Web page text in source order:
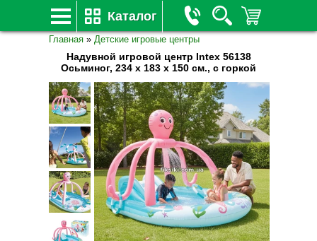
Каталог
Главная » Детские игровые центры
Надувной игровой центр Intex 56138
Осьминог, 234 х 183 х 150 см., с горкой